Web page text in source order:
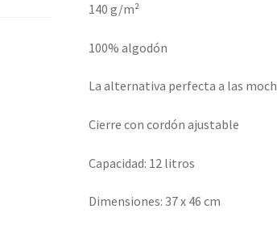
140 g/m²
100% algodón
La alternativa perfecta a las
Cierre con cordón ajustable
Capacidad: 12 litros
Dimensiones: 37 x 46 cm